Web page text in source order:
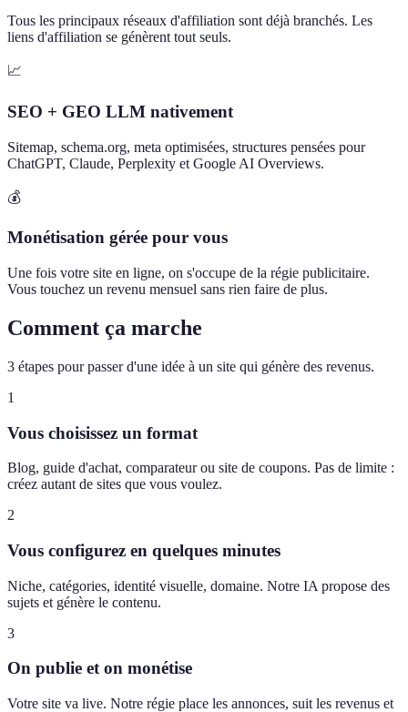
Tous les principaux réseaux d'affiliation sont déjà branchés. Les
liens d'affiliation se génèrent tout seuls.
📈
SEO + GEO LLM nativement
Sitemap, schema.org, meta optimisées, structures pensées pour
ChatGPT, Claude, Perplexity et Google AI Overviews.
💰
Monétisation gérée pour vous
Une fois votre site en ligne, on s'occupe de la régie publicitaire.
Vous touchez un revenu mensuel sans rien faire de plus.
Comment ça marche
3 étapes pour passer d'une idée à un site qui génère des revenus.
1
Vous choisissez un format
Blog, guide d'achat, comparateur ou site de coupons. Pas de limite :
créez autant de sites que vous voulez.
2
Vous configurez en quelques minutes
Niche, catégories, identité visuelle, domaine. Notre IA propose des
sujets et génère le contenu.
3
On publie et on monétise
Votre site va live. Notre régie place les annonces, suit les revenus et